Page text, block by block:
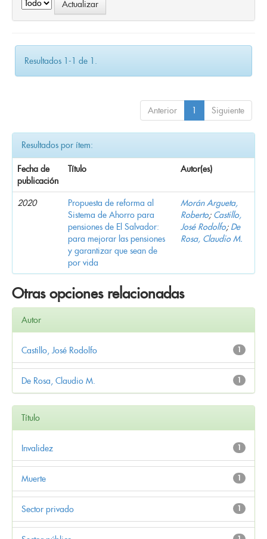
Resultados 1-1 de 1.
Anterior 1 Siguiente
Resultados por ítem:
Fecha de
publicación
Título Autor(es)
2020
Propuesta de reforma al
Sistema de Ahorro para
pensiones de El Salvador:
para mejorar las pensiones
y garantizar que sean de
por vida
Morán Argueta,
Roberto; Castillo,
José Rodolfo; De
Rosa, Claudio M.
Otras opciones relacionadas
Autor
1
Castillo, José Rodolfo
1
De Rosa, Claudio M.
Título
1
Invalidez
1
Muerte
1
Sector privado